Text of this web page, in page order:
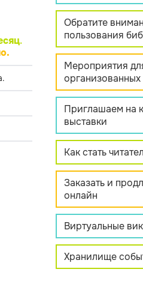
.
Обратите
пользования
Мероприятия
организованных
Приглашаем на
выставки
Как стать
Заказать и
онлайн
Виртуальные
Хранилище